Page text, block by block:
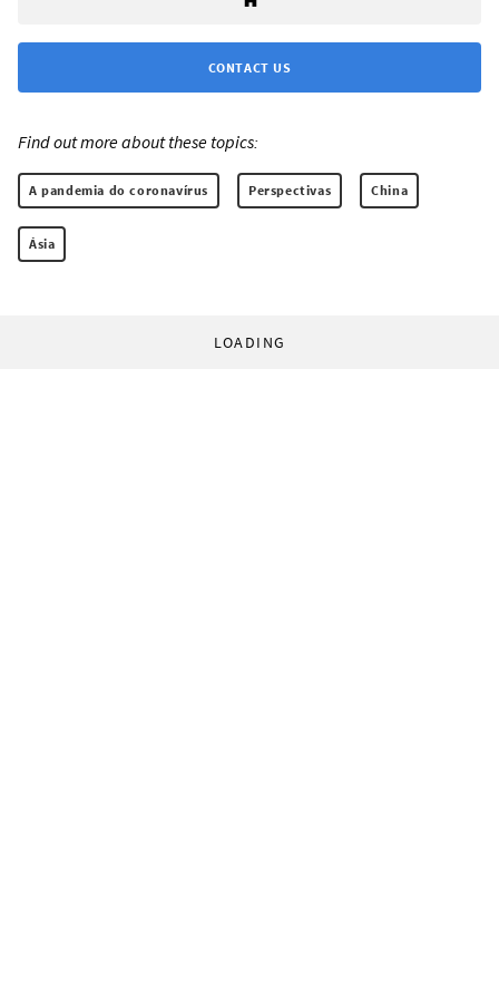
CONTACT US
Find out more about these topics:
A pandemia do coronavírus Perspectivas China
Ásia
LOADING